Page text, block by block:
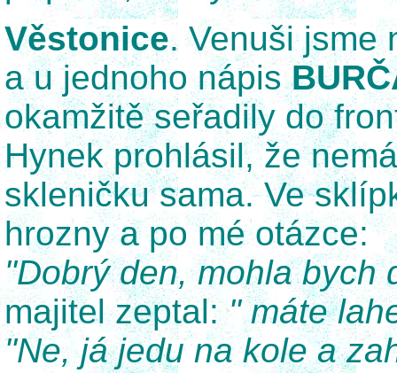
Věstonice. Venuši jsme
a u jednoho nápis
okamžitě seřadily do
Hynek prohlásil, že
skleničku sama. Ve
hrozny a po mé otázce:
"Dobrý den, mohla bych
majitel zeptal:" máte
"Ne, já jedu na kole a